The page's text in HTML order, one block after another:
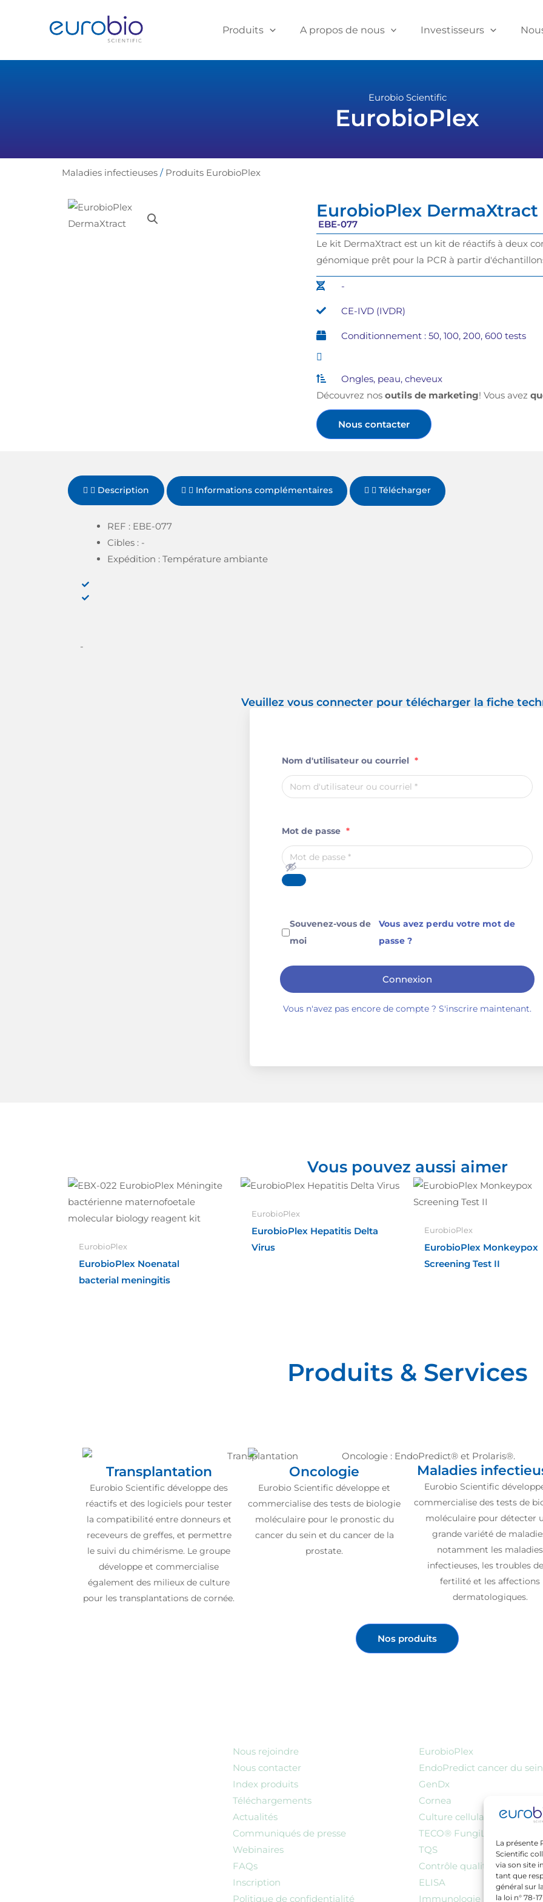
La présente
Scientific
via son site
tant que
général sur
la loi n° 78-
Produits A propos de nous Investisseurs
Eurobio Scientific
EurobioPlex
Maladies infectieuses / Produits EurobioPlex
EurobioPlex DermaXtract
EBE-077
Le kit DermaXtract est un kit de réactifs à deux
génomique prêt pour la PCR à partir
-
CE-IVD (IVDR)
Conditionnement : 50, 100, 200, 600 tests
Ongles, peau, cheveux
Découvrez nos outils de marketing! Vous avez
Nous contacter
Description Informations complémentaires Télécharger
REF : EBE-077
Cibles : -
Expédition : Température ambiante
-
Veuillez vous connecter pour télécharger la fiche
Nom d'utilisateur ou courriel *
Mot de passe *
Souvenez-vous de
moi
Vous avez perdu votre mot de
passe ?
Connexion
Vous n'avez pas encore de compte ? S'inscrire maintenant.
Vous pouvez aussi aimer
EurobioPlex
EurobioPlex Noenatal
bacterial meningitis
EurobioPlex
EurobioPlex Hepatitis Delta
Virus
EurobioPlex
EurobioPlex Monkeypox
Screening Test II
Produits & Services
Transplantation
Eurobio Scientific développe des
réactifs et des logiciels pour tester
la compatibilité entre donneurs et
receveurs de greffes, et permettre
le suivi du chimérisme. Le groupe
développe et commercialise
également des milieux de culture
pour les transplantations de cornée.
Oncologie
Eurobio Scientific développe et
commercialise des tests de biologie
moléculaire pour le pronostic du
cancer du sein et du cancer de la
prostate.
Maladies
Eurobio Scientific
commercialise des tests de
moléculaire pour détecter
grande variété de
notamment les maladies
infectieuses, les troubles
fertilité et les affections
dermatologiques.
Nos produits
Nous rejoindre
Nous contacter
Index produits
Téléchargements
Actualités
Communiqués de presse
Webinaires
FAQs
Inscription
Politique de confidentialité
EurobioPlex
EndoPredict cancer du sein
GenDx
Cornea
Culture cellulaire
TECO® FungiLine
TQS
Contrôle qualité
ELISA
Immunologie